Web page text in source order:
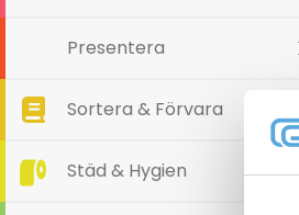
Presentera
Sortera & Förvara
Städ & Hygien